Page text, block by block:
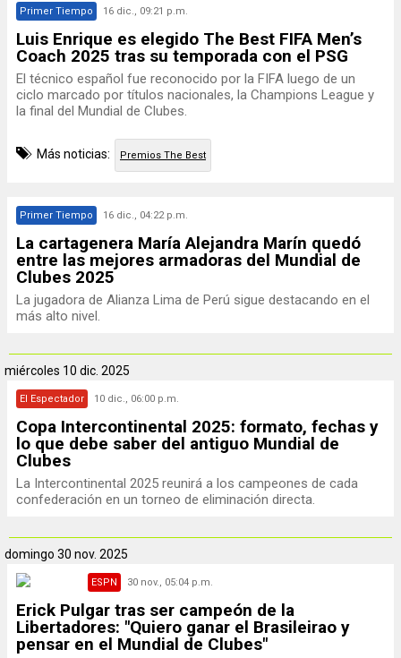
Primer Tiempo 16 dic., 09:21 p.m.
Luis Enrique es elegido The Best FIFA Men’s
Coach 2025 tras su temporada con el PSG
El técnico español fue reconocido por la FIFA luego de un
ciclo marcado por títulos nacionales, la Champions League y
la final del Mundial de Clubes.
Más noticias: Premios The Best
Primer Tiempo 16 dic., 04:22 p.m.
La cartagenera María Alejandra Marín quedó
entre las mejores armadoras del Mundial de
Clubes 2025
La jugadora de Alianza Lima de Perú sigue destacando en el
más alto nivel.
miércoles 10 dic. 2025
El Espectador 10 dic., 06:00 p.m.
Copa Intercontinental 2025: formato, fechas y
lo que debe saber del antiguo Mundial de
Clubes
La Intercontinental 2025 reunirá a los campeones de cada
confederación en un torneo de eliminación directa.
domingo 30 nov. 2025
ESPN 30 nov., 05:04 p.m.
Erick Pulgar tras ser campeón de la
Libertadores: "Quiero ganar el Brasileirao y
pensar en el Mundial de Clubes"